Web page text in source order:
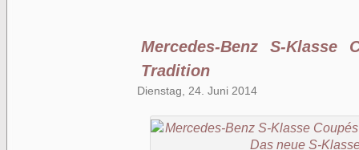
Mercedes-Benz S-Klasse
Tradition
Dienstag, 24. Juni 2014